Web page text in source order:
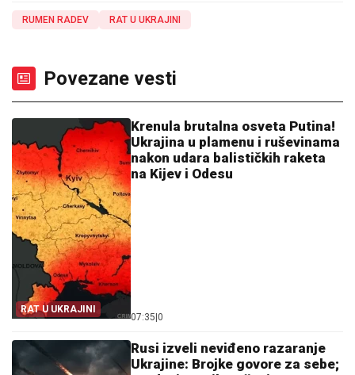
RUMEN RADEV RAT U UKRAJINI
Povezane vesti
RAT U UKRAJINI
Krenula brutalna osveta Putina!
Ukrajina u plamenu i ruševinama
nakon udara balističkih raketa
na Kijev i Odesu
07:35 0
Rusi izveli neviđeno razaranje
Ukrajine: Brojke govore za sebe;